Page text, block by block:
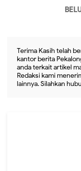
Terima Kasih telah
kantor berita
anda terkait artikel
Redaksi kami
lainnya. Silahkan